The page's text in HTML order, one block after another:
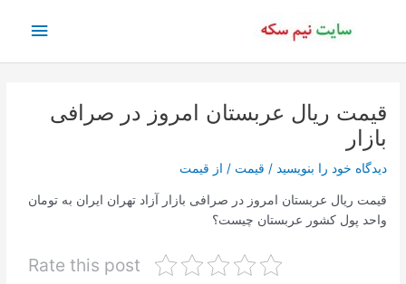
اصلی
قیمت ریال عربستان امروز در صرافی
بازار
دیدگاه‌ خود را بنویسید / قیمت / از قیمت
قیمت ریال عربستان امروز در صرافی بازار آزاد تهران ایران به تومان
واحد پول کشور عربستان چیست؟
Rate this post